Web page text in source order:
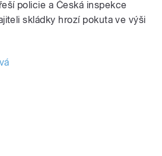
policie a Česká inspekce
skládky hrozí pokuta ve výši